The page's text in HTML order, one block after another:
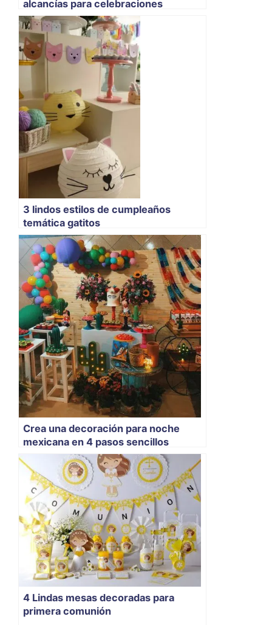
alcancías para celebraciones
3 lindos estilos de cumpleaños
temática gatitos
Crea una decoración para noche
mexicana en 4 pasos sencillos
4 Lindas mesas decoradas para
primera comunión